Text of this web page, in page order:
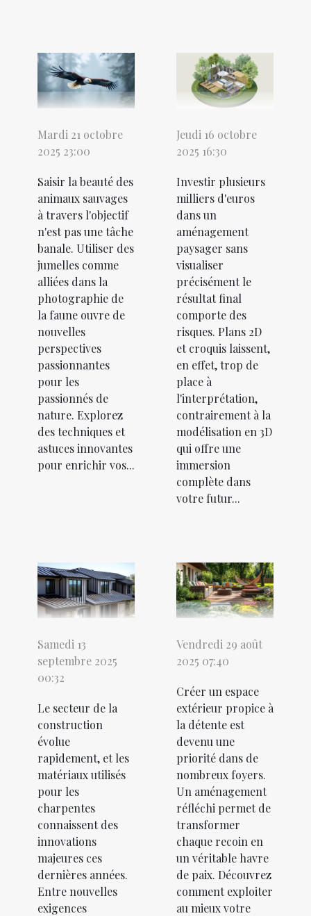
Mardi 21 octobre
2025 23:00
Saisir la beauté des
animaux sauvages
à travers l'objectif
n'est pas une tâche
banale. Utiliser des
jumelles comme
alliées dans la
photographie de
la faune ouvre de
nouvelles
perspectives
passionnantes
pour les
passionnés de
nature. Explorez
des techniques et
astuces innovantes
pour enrichir vos...
Jeudi 16 octobre
2025 16:30
Investir plusieurs
milliers d'euros
dans un
aménagement
paysager sans
visualiser
précisément le
résultat final
comporte des
risques. Plans 2D
et croquis laissent,
en effet, trop de
place à
l'interprétation,
contrairement à la
modélisation en 3D
qui offre une
immersion
complète dans
votre futur...
Samedi 13
septembre 2025
00:32
Le secteur de la
construction
évolue
rapidement, et les
matériaux utilisés
pour les
charpentes
connaissent des
innovations
majeures ces
dernières années.
Entre nouvelles
exigences
Vendredi 29 août
2025 07:40
Créer un espace
extérieur propice à
la détente est
devenu une
priorité dans de
nombreux foyers.
Un aménagement
réfléchi permet de
transformer
chaque recoin en
un véritable havre
de paix. Découvrez
comment exploiter
au mieux votre